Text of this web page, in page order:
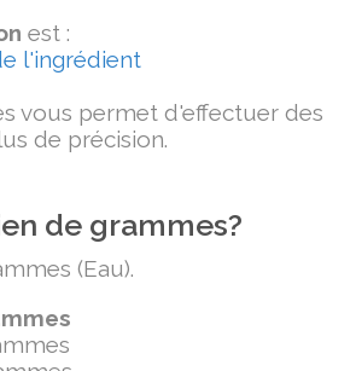
est :
l'ingrédient
vous permet d'effectuer des
de précision.
de grammes?
(Eau).